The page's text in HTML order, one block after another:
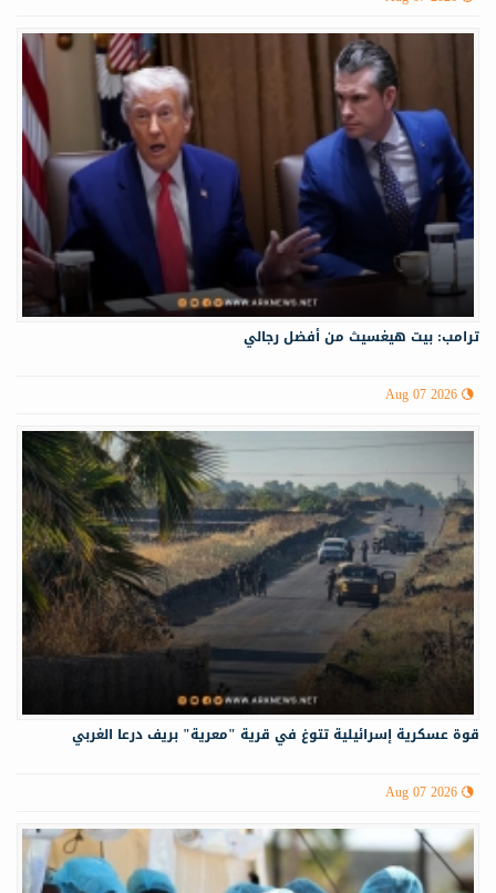
ترامب: بيت هيغسيث من أفضل رجالي
Aug 07 2026
قوة عسكرية إسرائيلية تتوغ في قرية "معرية" بريف درعا الغربي
Aug 07 2026